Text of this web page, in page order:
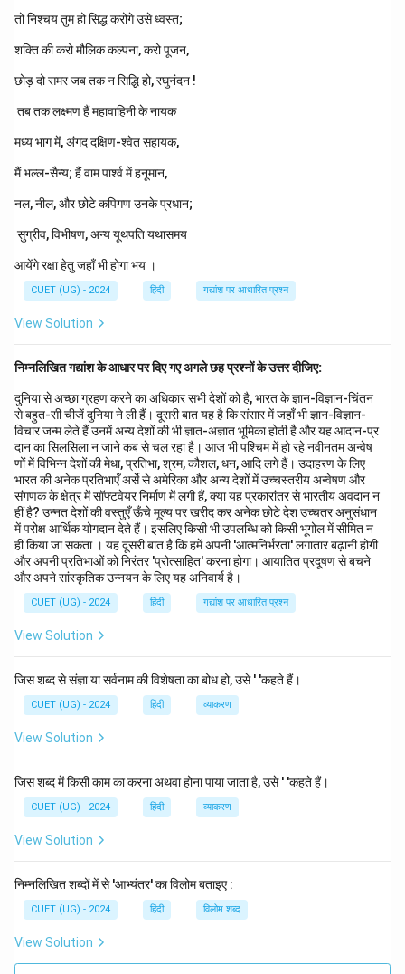
Step 2: Detailed Explanation:
यह एक तद्भव शब्द है। इसका मूल संस्कृत (तत्सम) रूप 'ग्राम' होता है।
दूध: यह भी एक तद्भव शब्द है। इसका मूल संस्कृत (तत्सम) रूप 'दुग्ध'
होता है। अग्नि (Correct): यह पूरी तरह से शुद्ध संस्कृत का शब्द है
(इसका तद्भव रूप 'आग' होता है)। आँख: यह एक तद्भव शब्द है। इसका
मूल संस्कृत (तत्सम) रूप 'अक्षि' होता है। इस प्रकार, केवल 'अग्नि' ही
तत्सम शब्द है।
Step 3: Final Answer:
दिए गए विकल्पों में से तत्सम शब्द 'अग्नि' है।
तो निश्चय तुम हो सिद्ध करोगे उसे ध्वस्त;
शक्ति की करो मौलिक कल्पना, करो पूजन,
छोड़ दो समर जब तक न सिद्धि हो, रघुनंदन !
तब तक लक्ष्मण हैं महावाहिनी के नायक
मध्य भाग में, अंगद दक्षिण-श्वेत सहायक,
मैं भल्ल-सैन्य; हैं वाम पार्श्व में हनूमान,
नल, नील, और छोटे कपिगण उनके प्रधान;
सुग्रीव, विभीषण, अन्य यूथपति यथासमय
आयेंगे रक्षा हेतु जहाँ भी होगा भय ।
CUET (UG) - 2024 हिंदी गद्यांश पर आधारित प्रश्न
View Solution
निम्नलिखित गद्यांश के आधार पर दिए गए अगले छह प्रश्नों के उत्तर दीजिए:
दुनिया से अच्छा ग्रहण करने का अधिकार सभी देशों को है, भारत के ज्ञान-विज्ञान-चिंतन
से बहुत-सी चीजें दुनिया ने ली हैं। दूसरी बात यह है कि संसार में जहाँ भी ज्ञान-विज्ञान-
विचार जन्म लेते हैं उनमें अन्य देशों की भी ज्ञात-अज्ञात भूमिका होती है और यह आदान-प्र
दान का सिलसिला न जाने कब से चल रहा है। आज भी पश्चिम में हो रहे नवीनतम अन्वेष
णों में विभिन्न देशों की मेधा, प्रतिभा, श्रम, कौशल, धन, आदि लगे हैं। उदाहरण के लिए
भारत की अनेक प्रतिभाएँ अर्से से अमेरिका और अन्य देशों में उच्चस्तरीय अन्वेषण और
संगणक के क्षेत्र में सॉफ्टवेयर निर्माण में लगी हैं, क्या यह प्रकारांतर से भारतीय अवदान न
हीं है? उन्नत देशों की वस्तुएँ ऊँचे मूल्य पर खरीद कर अनेक छोटे देश उच्चतर अनुसंधान
में परोक्ष आर्थिक योगदान देते हैं। इसलिए किसी भी उपलब्धि को किसी भूगोल में सीमित न
हीं किया जा सकता । यह दूसरी बात है कि हमें अपनी 'आत्मनिर्भरता' लगातार बढ़ानी होगी
और अपनी प्रतिभाओं को निरंतर 'प्रोत्साहित' करना होगा। आयातित प्रदूषण से बचने
और अपने सांस्कृतिक उन्नयन के लिए यह अनिवार्य है।
CUET (UG) - 2024 हिंदी गद्यांश पर आधारित प्रश्न
View Solution
जिस शब्द से संज्ञा या सर्वनाम की विशेषता का बोध हो, उसे ' 'कहते हैं।
CUET (UG) - 2024 हिंदी व्याकरण
View Solution
जिस शब्द में किसी काम का करना अथवा होना पाया जाता है, उसे ' 'कहते हैं।
CUET (UG) - 2024 हिंदी व्याकरण
View Solution
निम्नलिखित शब्दों में से 'आभ्यंतर' का विलोम बताइए :
CUET (UG) - 2024 हिंदी विलोम शब्द
View Solution